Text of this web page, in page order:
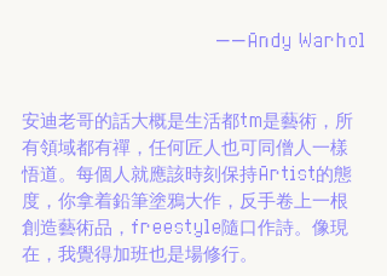
——Andy Warhol
安迪老哥的話大概是生活都tm是藝術，所
有領域都有禪，任何匠人也可同僧人一樣
悟道。每個人就應該時刻保持Artist的態
度，你拿着鉛筆塗鴉大作，反手卷上一根
創造藝術品，freestyle隨口作詩。像現
在，我覺得加班也是場修行。